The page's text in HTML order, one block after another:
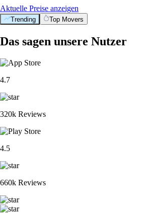
Aktuelle Preise anzeigen
Trending Top Movers
Das sagen unsere Nutzer
4.7
320k Reviews
4.5
660k Reviews